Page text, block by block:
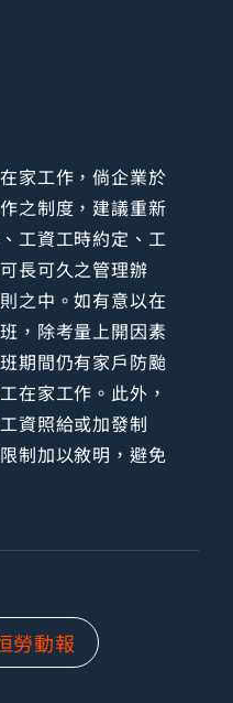
家工作，倘企業於
之制度，建議重新
工資工時約定、工
長可久之管理辦
之中。如有意以在
，除考量上開因素
期間仍有家戶防颱
在家工作。此外，
資照給或加發制
制加以敘明，避免
勞動報